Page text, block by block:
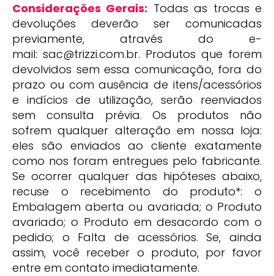
Considerações Gerais: Todas as trocas e
devoluções deverão ser comunicadas
previamente, através do e-
mail: sac@trizzi.com.br. Produtos que forem
devolvidos sem essa comunicação, fora do
prazo ou com ausência de itens/acessórios
e indícios de utilização, serão reenviados
sem consulta prévia. Os produtos não
sofrem qualquer alteração em nossa loja:
eles são enviados ao cliente exatamente
como nos foram entregues pelo fabricante.
Se ocorrer qualquer das hipóteses abaixo,
recuse o recebimento do produto*: o
Embalagem aberta ou avariada; o Produto
avariado; o Produto em desacordo com o
pedido; o Falta de acessórios. Se, ainda
assim, você receber o produto, por favor
entre em contato imediatamente.